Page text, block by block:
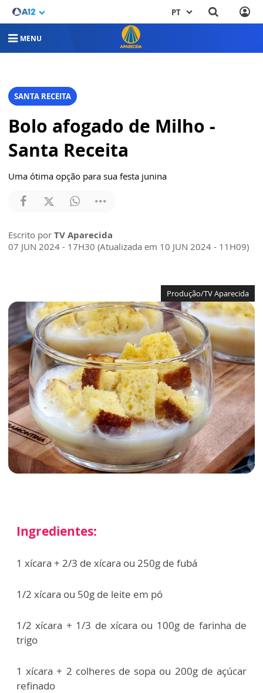
PT
MENU
SANTA RECEITA
Bolo afogado de Milho -
Santa Receita
Uma ótima opção para sua festa junina
Escrito por TV Aparecida
07 JUN 2024 - 17H30 (Atualizada em 10 JUN 2024 - 11H09)
Produção/TV Aparecida
Ingredientes:
1 xícara + 2/3 de xícara ou 250g de fubá
1/2 xícara ou 50g de leite em pó
1/2 xícara + 1/3 de xícara ou 100g de farinha de
trigo
1 xícara + 2 colheres de sopa ou 200g de açúcar
refinado